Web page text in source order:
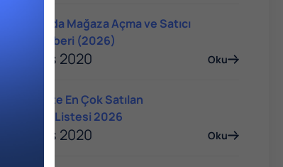
Trendyol'da Mağaza Açma ve Satıcı
Olma Rehberi (2026)
14 Mayıs 2020 Oku
E-Ticarette En Çok Satılan
Ürünlerin Listesi 2026
14 Mayıs 2020 Oku